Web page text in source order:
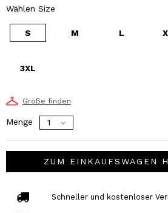
Wählen Size
S M L
3XL
Größe finden
Menge
ZUM EINKAUFSWAGEN
Schneller und kostenloser